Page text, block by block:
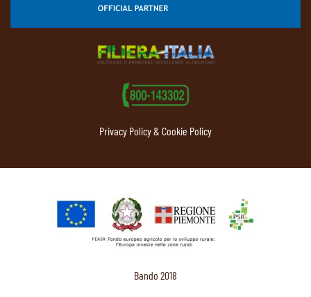
Privacy Policy & Cookie Policy
Bando 2018